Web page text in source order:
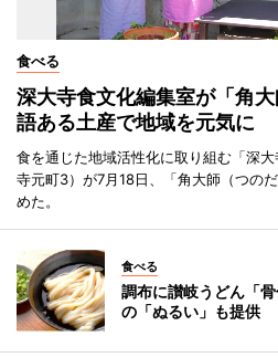
食べる
深大寺食文化編集室が「角
語ある土産で地域を元気に
食を通じた地域活性化に取り組む「深
寺元町3）が7月18日、「角大師（つの
めた。
食べる
調布に讃岐うどん「
の「ぬるい」も提供